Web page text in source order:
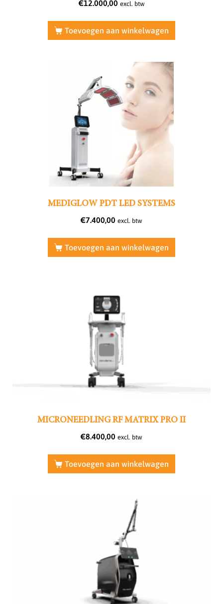
€12.000,00 excl. btw
Toevoegen aan winkelwagen
MEDIGLOW PDT LED SYSTEMS
€7.400,00 excl. btw
Toevoegen aan winkelwagen
MICRONEEDLING RF MATRIX PRO II
€8.400,00 excl. btw
Toevoegen aan winkelwagen